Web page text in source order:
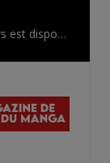
L’AnimeLand Hors-Série – Spécial Posters est disponible !